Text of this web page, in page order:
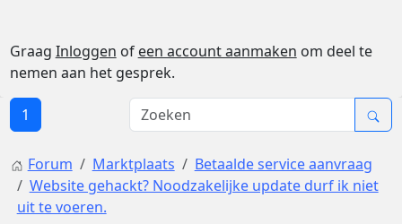
Graag Inloggen of een account aanmaken om deel te
nemen aan het gesprek.
1
Forum Marktplaats
Betaalde service aanvraag
Website gehackt? Noodzakelijke update durf ik niet
uit te voeren.